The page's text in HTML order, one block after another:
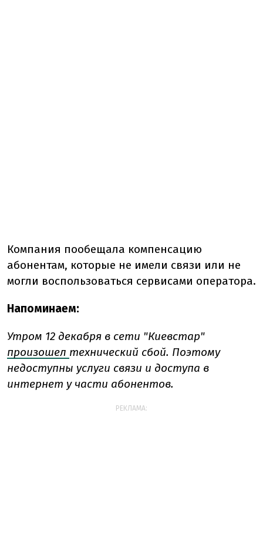
Компания пообещала компенсацию
абонентам, которые не имели связи или не
могли воспользоваться сервисами оператора.
Напоминаем:
Утром 12 декабря в сети "Киевстар"
произошел технический сбой. Поэтому
недоступны услуги связи и доступа в
интернет у части абонентов.
РЕКЛАМА: